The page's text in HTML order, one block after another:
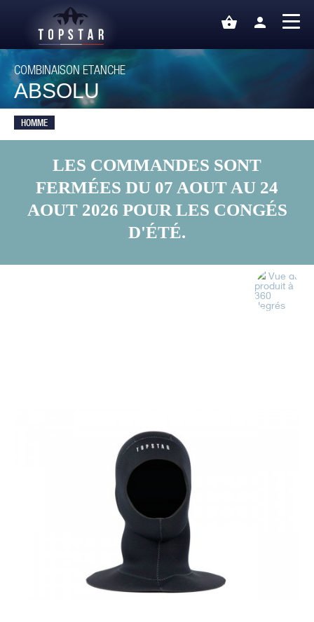
shopping_basket person
COMBINAISON ETANCHE
ABSOLU
HOMME
LES COMMANDES SONT
FERMÉES DU 07 AOUT AU 24
AOUT 2026 POUR LES CONGÉS
D'ÉTÉ.
Vue du
produit à
360
degrés